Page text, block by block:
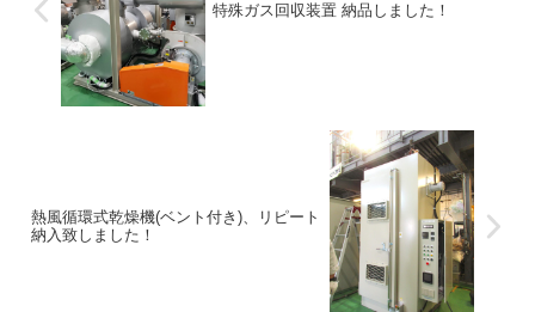
特殊ガス回収装置 納品しました！
熱風循環式乾燥機(ベント付き)、リピート
納入致しました！